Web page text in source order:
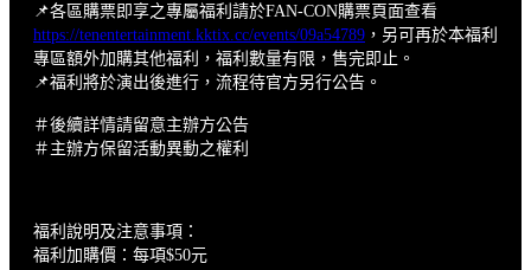
📌各區購票即享之專屬福利請於FAN-CON購票頁面查看
https://tenentertainment.kktix.cc/events/09a54789 ，另可再於本福利
專區額外加購其他福利，福利數量有限，售完即止。
📌福利將於演出後進行，流程待官方另行公告。
＃後續詳情請留意主辦方公告
＃主辦方保留活動異動之權利
福利說明及注意事項：
福利加購價：每項$50元